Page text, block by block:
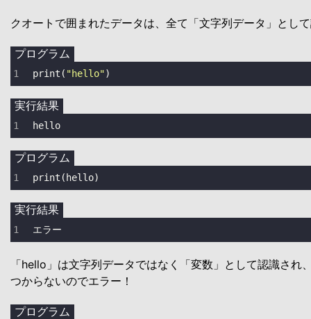
クオートで囲まれたデータは、全て「文字列データ」とし
プログラム
print ( "hello")
実行結果
hello
プログラム
print (hello)
実行結果
エラー
「hello」は文字列データではなく「変数」として認識され
つからないのでエラー！
プログラム